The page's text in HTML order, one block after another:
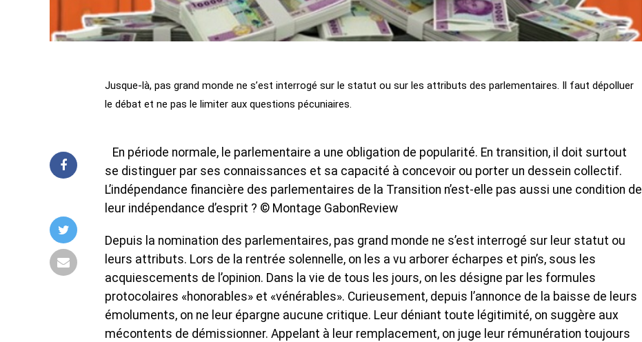
Jusque-là, pas grand monde ne s’est interrogé sur le statut ou sur les attributs des parlementaires. Il faut dépolluer
le débat et ne pas le limiter aux questions pécuniaires.
En période normale, le parlementaire a une obligation de popularité. En transition, il doit surtout
se distinguer par ses connaissances et sa capacité à concevoir ou porter un dessein collectif.
L’indépendance financière des parlementaires de la Transition n’est-elle pas aussi une condition de
leur indépendance d’esprit ? © Montage GabonReview
Depuis la nomination des parlementaires, pas grand monde ne s’est interrogé sur leur statut ou
leurs attributs. Lors de la rentrée solennelle, on les a vu arborer écharpes et pin’s, sous les
acquiescements de l’opinion. Dans la vie de tous les jours, on les désigne par les formules
protocolaires «honorables» et «vénérables». Curieusement, depuis l’annonce de la baisse de leurs
émoluments, on ne leur épargne aucune critique. Leur déniant toute légitimité, on suggère aux
mécontents de démissionner. Appelant à leur remplacement, on juge leur rémunération toujours